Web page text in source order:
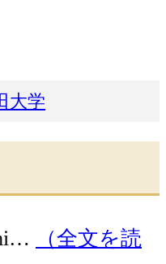
大学
（全文を読